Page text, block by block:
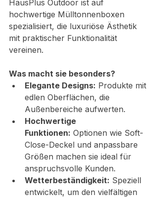
HausPlus Outdoor ist auf
hochwertige Mülltonnenboxen
spezialisiert, die luxuriöse Ästhetik
mit praktischer Funktionalität
vereinen.
Was macht sie besonders?
Elegante Designs: Produkte mit
edlen Oberflächen, die
Außenbereiche aufwerten.
Hochwertige
Funktionen: Optionen wie Soft-
Close-Deckel und anpassbare
Größen machen sie ideal für
anspruchsvolle Kunden.
Wetterbeständigkeit: Speziell
entwickelt, um den vielfältigen